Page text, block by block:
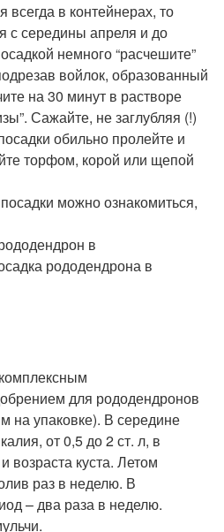
всегда в контейнерах, то
с середины апреля и до
немного “расчешите”
войлок, образованный
на 30 минут в растворе
Сажайте, не заглубляя (!)
обильно пролейте и
торфом, корой или щепой
можно ознакомиться,
для рододендронов
на упаковке). В середине
от 0,5 до 2 ст. л, в
возраста куста. Летом
раз в неделю. В
– два раза в неделю.